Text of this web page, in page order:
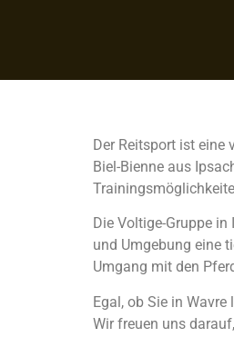
Der Reitsport ist eine
Biel-Bienne aus
Die Voltige-Gruppe
und Umgebung eine
Umgang mit den
Egal, ob Sie in
Wir freuen uns